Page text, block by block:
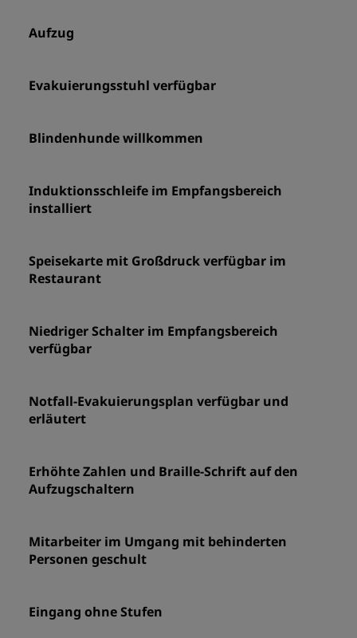
Aufzug
Evakuierungsstuhl verfügbar
Blindenhunde willkommen
Induktionsschleife im Empfangsbereich
installiert
Speisekarte mit Großdruck verfügbar im
Restaurant
Niedriger Schalter im Empfangsbereich
verfügbar
Notfall-Evakuierungsplan verfügbar und
erläutert
Erhöhte Zahlen und Braille-Schrift auf den
Aufzugschaltern
Mitarbeiter im Umgang mit behinderten
Personen geschult
Eingang ohne Stufen